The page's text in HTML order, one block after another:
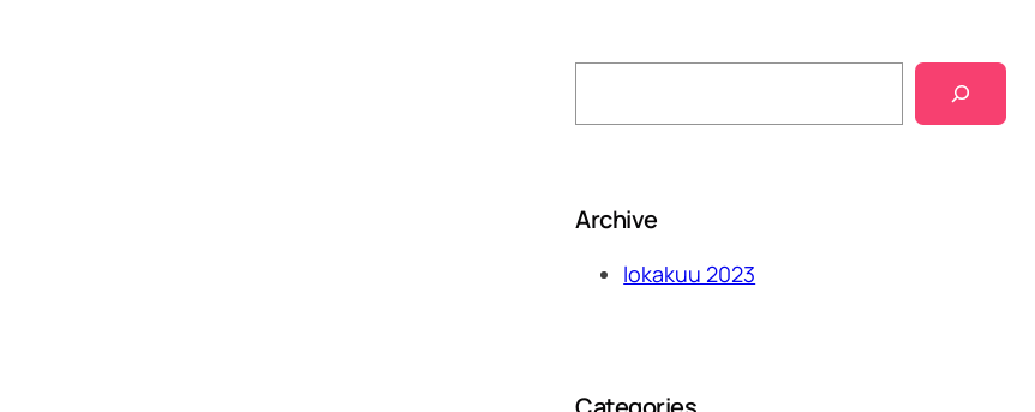
S
Archive
lokakuu 2023